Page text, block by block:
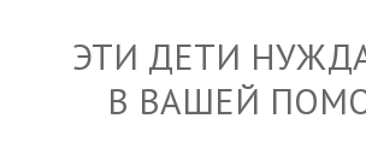
ЭТИ ДЕТИ
В ВАШЕЙ